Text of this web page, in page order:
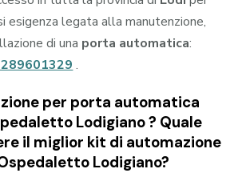
esigenza legata alla manutenzione,
di una porta automatica:
.
per porta automatica
Lodigiano ? Quale
il miglior kit di automazione
Lodigiano?